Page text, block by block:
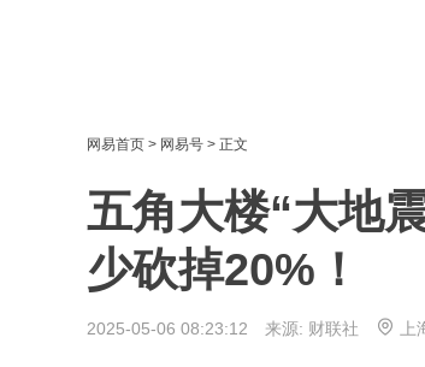
网易首页 > 网易号 > 正文
五角大楼“大地
少砍掉20%！
2025-05-06 08:23:12 来源: 财联社 上